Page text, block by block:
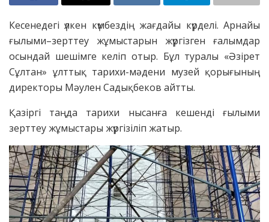
Кесенедегі үлкен күмбездің жағдайы күрделі. Арнайы
ғылыми–зерттеу жұмыстарын жүргізген ғалымдар
осындай шешімге келіп отыр. Бұл туралы «Әзірет
Сұлтан» ұлттық тарихи-мәдени музей қорығының
директоры Мәулен Садықбеков айтты.
Қазіргі таңда тарихи нысанға кешенді ғылыми
зерттеу жұмыстары жүргізіліп жатыр.